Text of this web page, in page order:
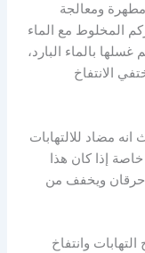
ومعالجة
المخلوط مع الماء
بالماء البارد،
يختفي الانتفاخ
مضاد للالتهابات
خاصة إذا كان هذا
حرقان ويخفف من
وانتفاخ